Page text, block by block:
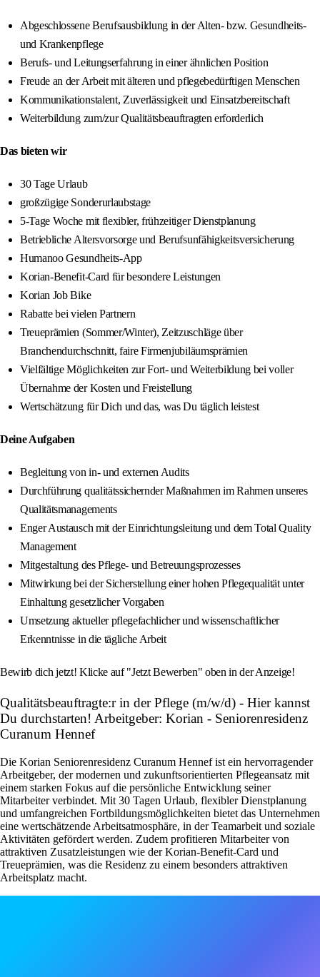
Abgeschlossene Berufsausbildung in der Alten- bzw. Gesundheits-
und Krankenpflege
Berufs- und Leitungserfahrung in einer ähnlichen Position
Freude an der Arbeit mit älteren und pflegebedürftigen Menschen
Kommunikationstalent, Zuverlässigkeit und Einsatzbereitschaft
Weiterbildung zum/zur Qualitätsbeauftragten erforderlich
Das bieten wir
30 Tage Urlaub
großzügige Sonderurlaubstage
5-Tage Woche mit flexibler, frühzeitiger Dienstplanung
Betriebliche Altersvorsorge und Berufsunfähigkeitsversicherung
Humanoo Gesundheits-App
Korian-Benefit-Card für besondere Leistungen
Korian Job Bike
Rabatte bei vielen Partnern
Treueprämien (Sommer/Winter), Zeitzuschläge über
Branchendurchschnitt, faire Firmenjubiläumsprämien
Vielfältige Möglichkeiten zur Fort- und Weiterbildung bei voller
Übernahme der Kosten und Freistellung
Wertschätzung für Dich und das, was Du täglich leistest
Deine Aufgaben
Begleitung von in- und externen Audits
Durchführung qualitätssichernder Maßnahmen im Rahmen unseres
Qualitätsmanagements
Enger Austausch mit der Einrichtungsleitung und dem Total Quality
Management
Mitgestaltung des Pflege- und Betreuungsprozesses
Mitwirkung bei der Sicherstellung einer hohen Pflegequalität unter
Einhaltung gesetzlicher Vorgaben
Umsetzung aktueller pflegefachlicher und wissenschaftlicher
Erkenntnisse in die tägliche Arbeit
Bewirb dich jetzt! Klicke auf "Jetzt Bewerben" oben in der Anzeige!
Qualitätsbeauftragte:r in der Pflege (m/w/d) - Hier kannst
Du durchstarten! Arbeitgeber: Korian - Seniorenresidenz
Curanum Hennef
Die Korian Seniorenresidenz Curanum Hennef ist ein hervorragender
Arbeitgeber, der modernen und zukunftsorientierten Pflegeansatz mit
einem starken Fokus auf die persönliche Entwicklung seiner
Mitarbeiter verbindet. Mit 30 Tagen Urlaub, flexibler Dienstplanung
und umfangreichen Fortbildungsmöglichkeiten bietet das Unternehmen
eine wertschätzende Arbeitsatmosphäre, in der Teamarbeit und soziale
Aktivitäten gefördert werden. Zudem profitieren Mitarbeiter von
attraktiven Zusatzleistungen wie der Korian-Benefit-Card und
Treueprämien, was die Residenz zu einem besonders attraktiven
Arbeitsplatz macht.